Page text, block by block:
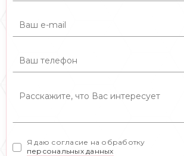
Я даю согласие на обработку
персональных данных